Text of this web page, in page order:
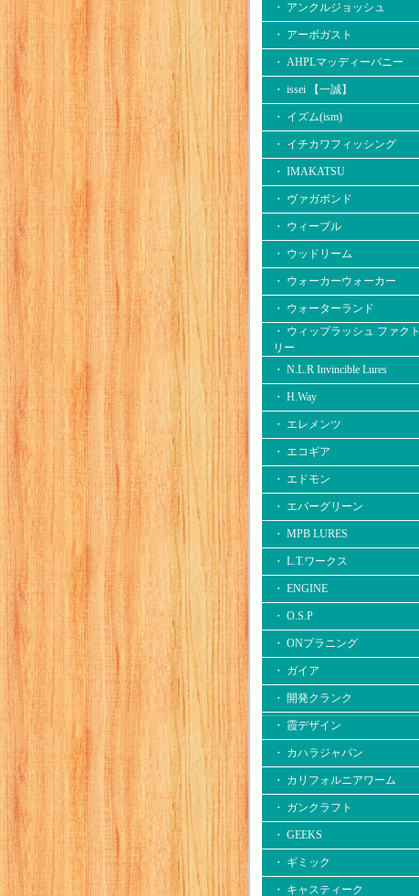
・ アンクルジョッシュ
・ アーボガスト
・ AHPLマッディーバニー
・ issei 【一誠】
・ イズム(ism)
・ イチカワフィッシング
・ IMAKATSU
・ ヴァガボンド
・ ウィーブル
・ ウッドリーム
・ ウォーカーウォーカー
・ ウォーターランド
・ ウィップラッシュ ファクト
リー
・ N.L.R Invincible Lures
・ H.Way
・ エレメンツ
・ エコギア
・ エドモン
・ エバーグリーン
・ MPB LURES
・ L.T.ワークス
・ ENGINE
・ O.S.P
・ ONプラニング
・ ガイア
・ 開発クランク
・ 霞デザイン
・ カハラジャパン
・ カリフォルニアワーム
・ ガンクラフト
・ GEEKS
・ ギミック
・ キャスティーク